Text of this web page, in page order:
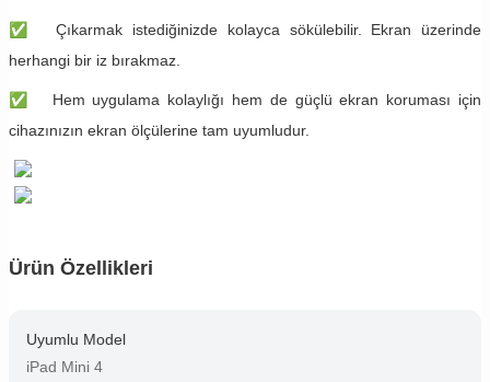
✅​Çıkarmak istediğinizde kolayca sökülebilir. Ekran üzerinde
herhangi bir iz bırakmaz.
✅ ​Hem uygulama kolaylığı hem de güçlü ekran koruması için
cihazınızın ekran ölçülerine tam uyumludur.
Ürün Özellikleri
Uyumlu Model
iPad Mini 4